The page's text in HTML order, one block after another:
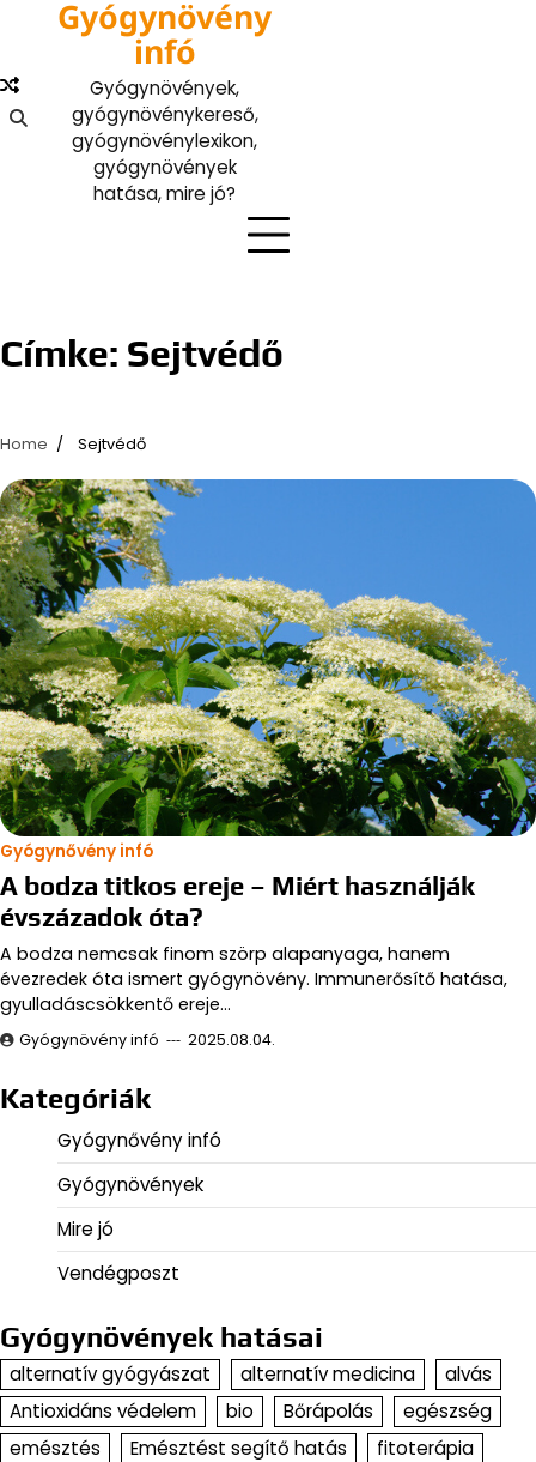
content
Gyógynövény
infó
Gyógynövények,
gyógynövénykereső,
gyógynövénylexikon,
gyógynövények
hatása, mire jó?
Címke: Sejtvédő
Home Sejtvédő
Gyógynővény infó
A bodza titkos ereje – Miért használják
évszázadok óta?
A bodza nemcsak finom szörp alapanyaga, hanem
évezredek óta ismert gyógynövény. Immunerősítő hatása,
gyulladáscsökkentő ereje…
Gyógynövény infó 2025.08.04.
Kategóriák
Gyógynővény infó
Gyógynövények
Mire jó
Vendégposzt
Gyógynövények hatásai
alternatív gyógyászat alternatív medicina
alvás
Antioxidáns védelem
bio Bőrápolás
egészség
emésztés
Emésztést segítő hatás
fitoterápia